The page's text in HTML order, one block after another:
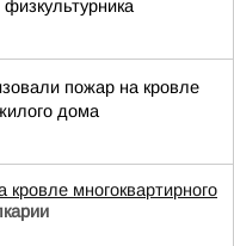
пожар на кровле
дома
многоквартирного